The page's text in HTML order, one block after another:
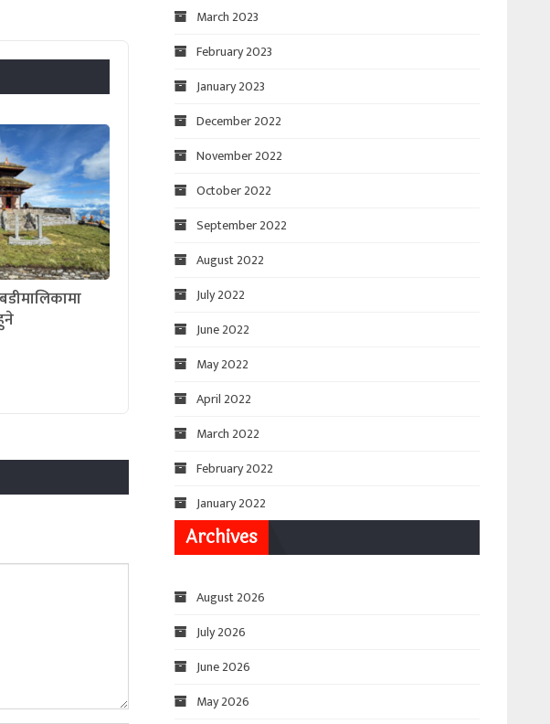
March 2023
February 2023
January 2023
December 2022
November 2022
October 2022
September 2022
August 2022
July 2022
June 2022
May 2022
April 2022
March 2022
February 2022
January 2022
Archives
August 2026
July 2026
June 2026
May 2026